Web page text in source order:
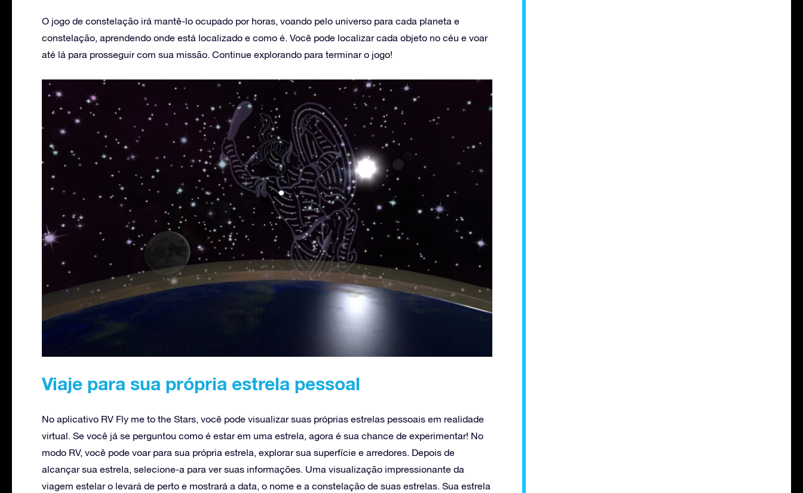
O jogo de constelação irá mantê-lo ocupado por horas, voando pelo universo para cada planeta e
constelação, aprendendo onde está localizado e como é. Você pode localizar cada objeto no céu e voar
até lá para prosseguir com sua missão. Continue explorando para terminar o jogo!
Viaje para sua própria estrela pessoal
No aplicativo RV Fly me to the Stars, você pode visualizar suas próprias estrelas pessoais em realidade
virtual. Se você já se perguntou como é estar em uma estrela, agora é sua chance de experimentar! No
modo RV, você pode voar para sua própria estrela, explorar sua superfície e arredores. Depois de
alcançar sua estrela, selecione-a para ver suas informações. Uma visualização impressionante da
viagem estelar o levará de perto e mostrará a data, o nome e a constelação de suas estrelas. Sua estrela